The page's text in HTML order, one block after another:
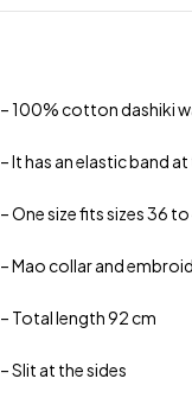
– 100% cotton dashiki
– It has an elastic band
– One size fits sizes 36
– Mao collar and
– Total length 92 cm
– Slit at the sides